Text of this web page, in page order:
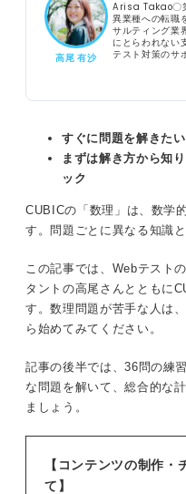
高尾 有沙
Arisa Takao〇
異業種への転職
サルティング業
にとらわれない
テスト対策のサ
すぐに問題を解きた
まずは解き方から知
ック
CUBICの「数理」は、数学
す。問題ごとに異なる知識
この記事では、Webテスト
タントの高尾さんとともに
す。数理問題が苦手な人は
ら始めてみてください。
記事の後半では、36問の練
な問題を解いて、総合的な
ましょう。
【コンテンツの制作
て】